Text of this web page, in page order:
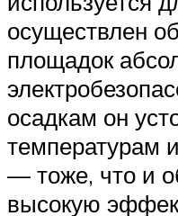
осуществлен
площадок
осадкам он
температурам
— тоже, что и
высокую